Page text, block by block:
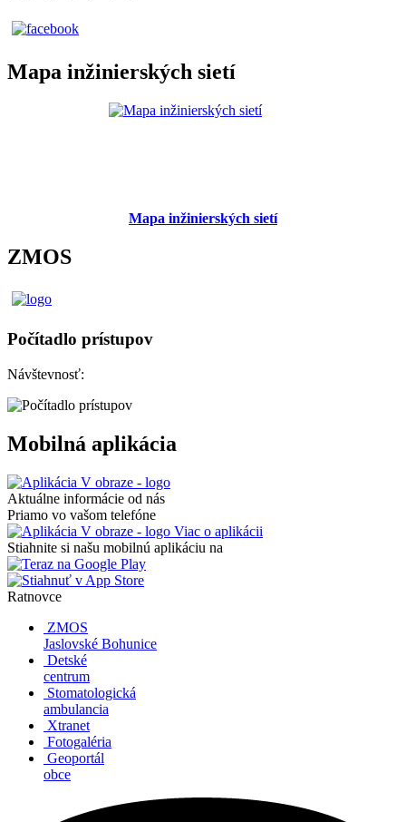
Mapa inžinierských sietí
Mapa inžinierských sietí
ZMOS
Počítadlo prístupov
Návštevnosť:
Mobilná aplikácia
Aktuálne informácie od nás
Priamo vo vašom telefóne
Viac o aplikácii
Stiahnite si našu mobilnú aplikáciu na
Ratnovce
ZMOS
Jaslovské Bohunice
Detské
centrum
Stomatologická
ambulancia
Xtranet
Fotogaléria
Geoportál
obce